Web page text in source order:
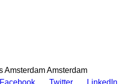
Amsterdam